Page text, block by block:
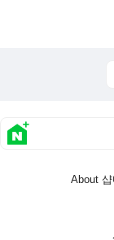
About 샵